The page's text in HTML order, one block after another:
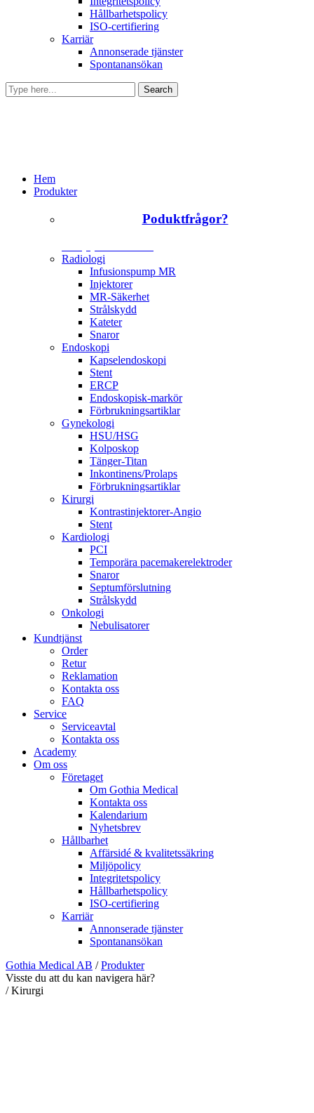
Hållbarhetspolicy
ISO-certifiering
Karriär
Annonserade tjänster
Spontanansökan
Hem
Produkter
Poduktfrågor?
Radiologi
Infusionspump MR
Injektorer
MR-Säkerhet
Strålskydd
Kateter
Snaror
Endoskopi
Kapselendoskopi
Stent
ERCP
Endoskopisk-markör
Förbrukningsartiklar
Gynekologi
HSU/HSG
Kolposkop
Tänger-Titan
Inkontinens/Prolaps
Förbrukningsartiklar
Kirurgi
Kontrastinjektorer-Angio
Stent
Kardiologi
PCI
Temporära pacemakerelektroder
Snaror
Septumförslutning
Strålskydd
Onkologi
Nebulisatorer
Kundtjänst
Order
Retur
Reklamation
Kontakta oss
FAQ
Service
Serviceavtal
Kontakta oss
Academy
Om oss
Företaget
Om Gothia Medical
Kontakta oss
Kalendarium
Nyhetsbrev
Hållbarhet
Affärsidé & kvalitetssäkring
Miljöpolicy
Integritetspolicy
Hållbarhetspolicy
ISO-certifiering
Karriär
Annonserade tjänster
Spontanansökan
Gothia Medical AB /Produkter
Visste du att du kan navigera här?
/Kirurgi